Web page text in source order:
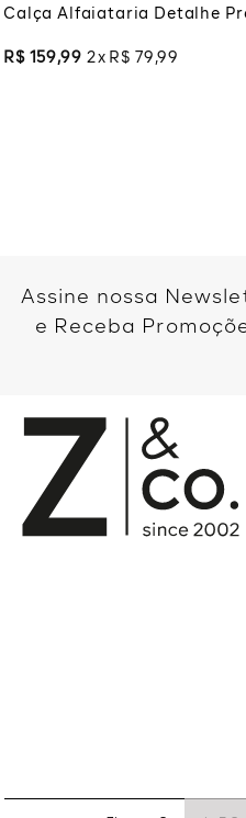
Calça Alfaiataria Detalhe
R$ 159,99 2 R$ 79 ,99
Assine nossa
e Receba